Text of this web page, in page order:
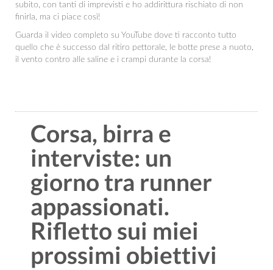
subito, con tanti di imprevisti e ho addirittura rischiato di non
finirla, ma ci piace così!
Guarda il video completo su YouTube dove ti racconto tutto
quello che è successo dal ritiro pettorale, le botte prese a nuoto,
il vento contro alle saline e i crampi durante la corsa!
Corsa, birra e
interviste: un
giorno tra runner
appassionati.
Rifletto sui miei
prossimi obiettivi